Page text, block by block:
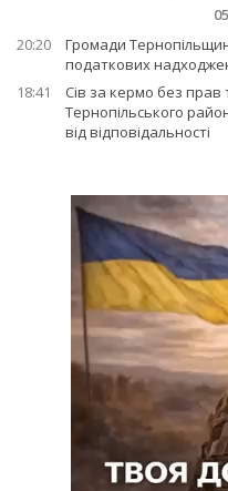
20:20
Громади
податкових
18:41
Сів за кермо без
Тернопільського
від відповідальності